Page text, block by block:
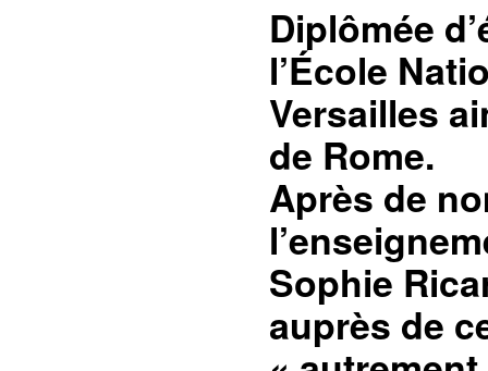
Diplômée
l’École
Versailles
de Rome.
Après de
Sophie
auprès de